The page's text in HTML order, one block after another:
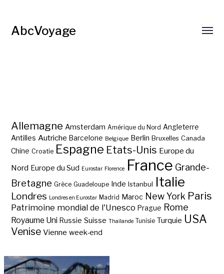
AbcVoyage
Allemagne Amsterdam Amérique du Nord Angleterre
Antilles Autriche Barcelone Belgique Berlin Bruxelles Canada
Chine Croatie Espagne Etats-Unis Europe du
Nord Europe du Sud Eurostar Florence France Grande-
Bretagne Grèce Guadeloupe Inde Istanbul Italie
Londres Londres en Eurostar Madrid Maroc New York Paris
Patrimoine mondial de l'Unesco Prague Rome
Royaume Uni Russie Suisse Thaïlande Tunisie Turquie USA
Venise Vienne week-end